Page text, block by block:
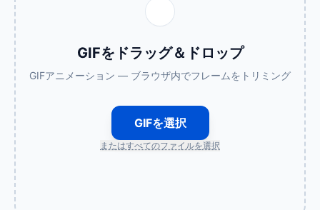
GIFをドラッグ＆ドロップ
GIFアニメーション — ブラウザ内でフレームをトリミング
GIFを選択
またはすべてのファイルを選択